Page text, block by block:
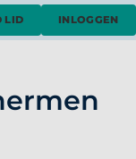
LID INLOGGEN